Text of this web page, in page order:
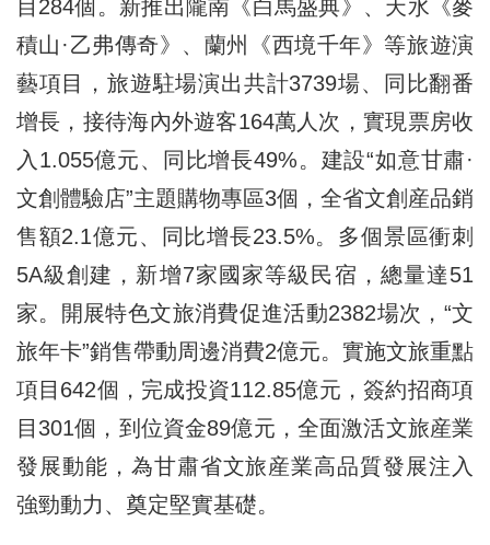
目284個。新推出隴南《白馬盛典》、天水《麥
積山·乙弗傳奇》、蘭州《西境千年》等旅遊演
藝項目，旅遊駐場演出共計3739場、同比翻番
增長，接待海內外遊客164萬人次，實現票房收
入1.055億元、同比增長49%。建設“如意甘肅·
文創體驗店”主題購物專區3個，全省文創産品銷
售額2.1億元、同比增長23.5%。多個景區衝刺
5A級創建，新增7家國家等級民宿，總量達51
家。開展特色文旅消費促進活動2382場次，“文
旅年卡”銷售帶動周邊消費2億元。實施文旅重點
項目642個，完成投資112.85億元，簽約招商項
目301個，到位資金89億元，全面激活文旅産業
發展動能，為甘肅省文旅産業高品質發展注入
強勁動力、奠定堅實基礎。